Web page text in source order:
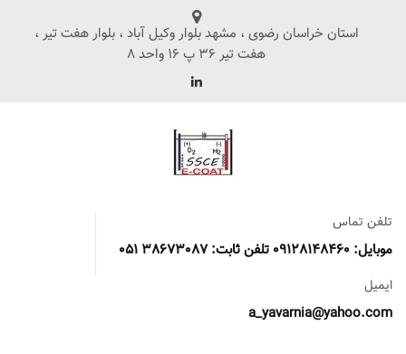
استان خراسان رضوی ، مشهد بلوار وکیل آباد ، بلوار هفت تیر ،
هفت تیر 36 پ 16 واحد 8
تلفن تماس
موبایل: 09128148460 تلفن ثابت: 38673087 051
ایمیل
a_yavarnia@yahoo.com